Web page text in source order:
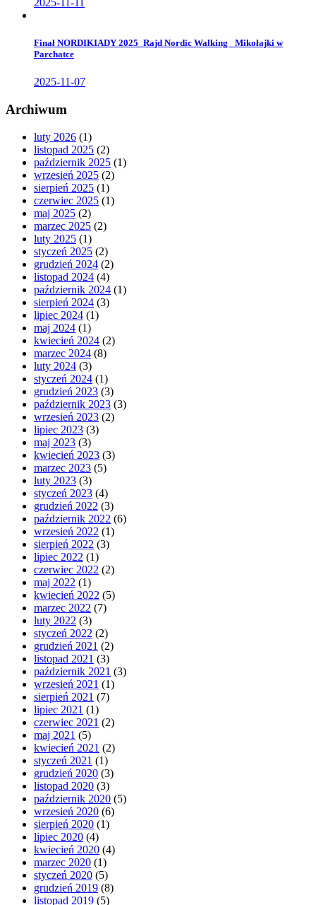
2025-11-11
Finał NORDIKIADY 2025_Rajd Nordic Walking _Mikołajki w
Parchatce
2025-11-07
Archiwum
luty 2026 (1)
listopad 2025 (2)
październik 2025 (1)
wrzesień 2025 (2)
sierpień 2025 (1)
czerwiec 2025 (1)
maj 2025 (2)
marzec 2025 (2)
luty 2025 (1)
styczeń 2025 (2)
grudzień 2024 (2)
listopad 2024 (4)
październik 2024 (1)
sierpień 2024 (3)
lipiec 2024 (1)
maj 2024 (1)
kwiecień 2024 (2)
marzec 2024 (8)
luty 2024 (3)
styczeń 2024 (1)
grudzień 2023 (3)
październik 2023 (3)
wrzesień 2023 (2)
lipiec 2023 (3)
maj 2023 (3)
kwiecień 2023 (3)
marzec 2023 (5)
luty 2023 (3)
styczeń 2023 (4)
grudzień 2022 (3)
październik 2022 (6)
wrzesień 2022 (1)
sierpień 2022 (3)
lipiec 2022 (1)
czerwiec 2022 (2)
maj 2022 (1)
kwiecień 2022 (5)
marzec 2022 (7)
luty 2022 (3)
styczeń 2022 (2)
grudzień 2021 (2)
listopad 2021 (3)
październik 2021 (3)
wrzesień 2021 (1)
sierpień 2021 (7)
lipiec 2021 (1)
czerwiec 2021 (2)
maj 2021 (5)
kwiecień 2021 (2)
styczeń 2021 (1)
grudzień 2020 (3)
listopad 2020 (3)
październik 2020 (5)
wrzesień 2020 (6)
sierpień 2020 (1)
lipiec 2020 (4)
kwiecień 2020 (4)
marzec 2020 (1)
styczeń 2020 (5)
grudzień 2019 (8)
listopad 2019 (5)